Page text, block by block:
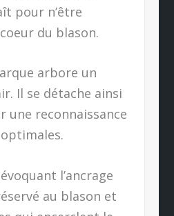
pour n’être
du blason.
arbore un
Il se détache ainsi
une reconnaissance
l’ancrage
au blason et